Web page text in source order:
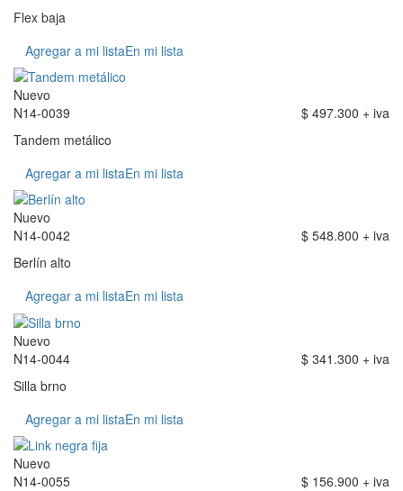
Flex baja
Agregar a mi listaEn mi lista
Nuevo
N14-0039
$ 497.300 + iva
Tandem metálico
Agregar a mi listaEn mi lista
Nuevo
N14-0042
$ 548.800 + iva
Berlín alto
Agregar a mi listaEn mi lista
Nuevo
N14-0044
$ 341.300 + iva
Silla brno
Agregar a mi listaEn mi lista
Nuevo
N14-0055
$ 156.900 + iva